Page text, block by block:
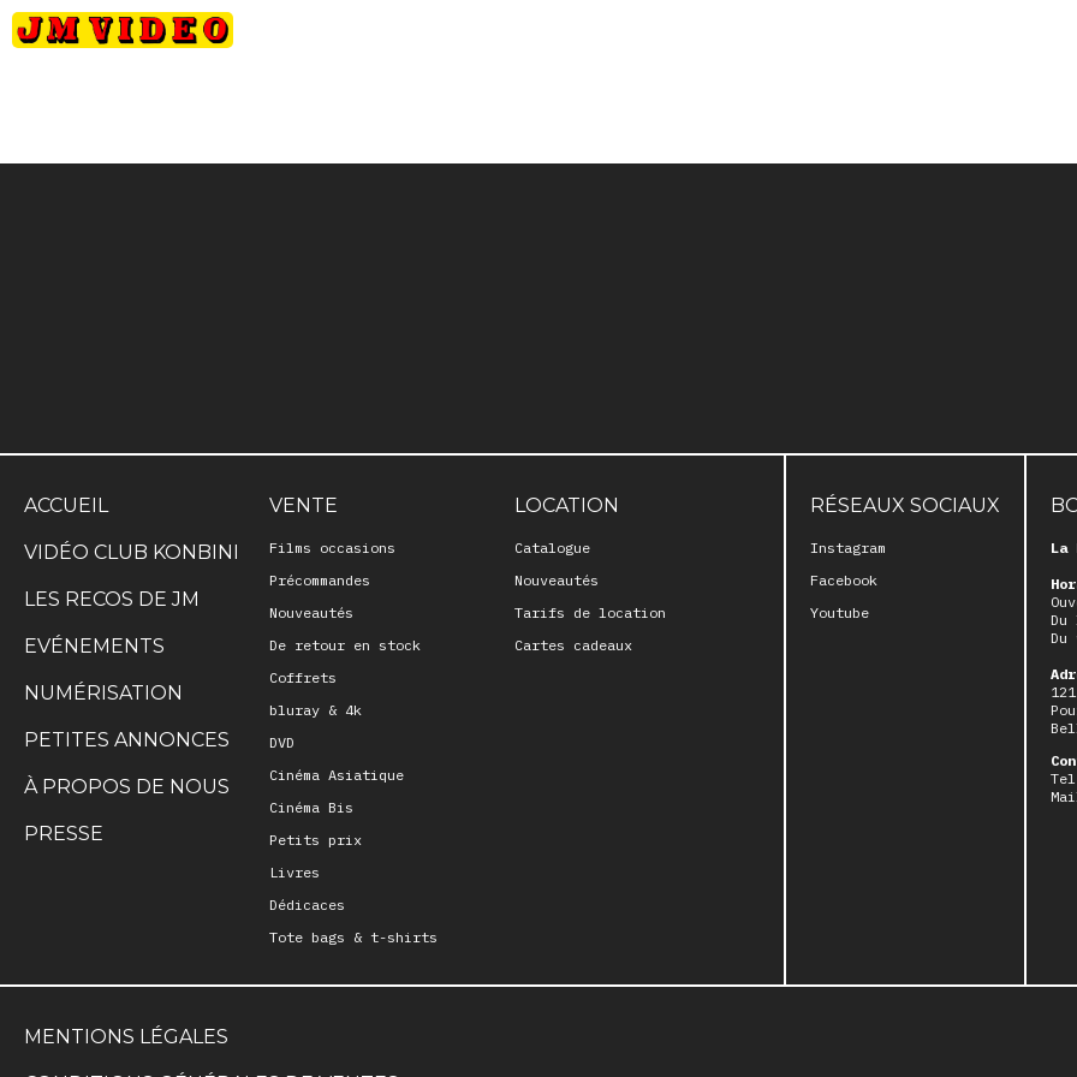
ACCUEIL VENTE
Films occasions
Précommandes
Nouveautés
De retour en stock
Coffrets
bluray & 4k
DVD
Cinéma Asiatique
Cinéma Bis
Petits prix
Livres
Dédicaces
Tote bags & t-shirts
LOCATION
Catalogue
Nouveautés
Tarifs de location
Cartes cadeaux
VIDÉO CLUB KONBINI
LES RECOS DE JM
EVÉNEMENTS
NUMÉRISATION
PETITES ANNONCES
À PROPOS DE NOUS
PRESSE
RÉSEAUX SOCIAUX
Instagram
Facebook
Youtube
La
MENTIONS LÉGALES